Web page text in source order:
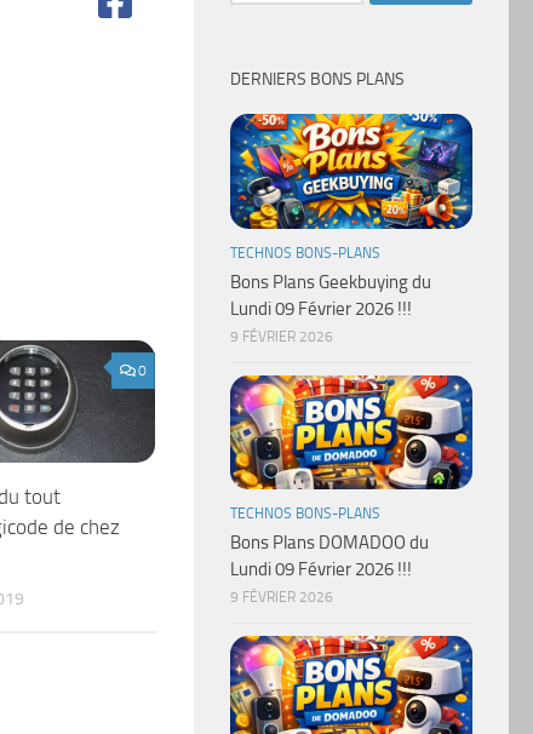
0
tout
de chez
DERNIERS BONS PLANS
TECHNOS BONS-PLANS
Bons Plans Geekbuying du
Lundi 09 Février 2026 !!!
9 FÉVRIER 2026
TECHNOS BONS-PLANS
Bons Plans DOMADOO du
Lundi 09 Février 2026 !!!
9 FÉVRIER 2026